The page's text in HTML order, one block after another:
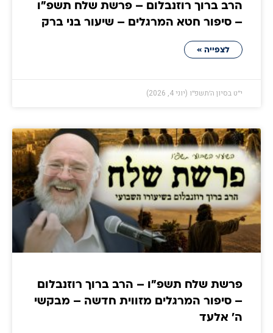
הרב ברוך רוזנבלום – פרשת שלח תשפ״ו
– סיפור חטא המרגלים – שיעור בני ברק
לצפייה »
י״ט בסיון ה׳תשפ״ו (יוני 4, 2026)
פרשת שלח תשפ"ו – הרב ברוך רוזנבלום
– סיפור המרגלים מזווית חדשה – מבקשי
ה' אלעד